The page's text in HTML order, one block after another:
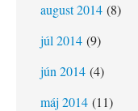
august 2014 (8)
júl 2014 (9)
jún 2014 (4)
máj 2014 (11)